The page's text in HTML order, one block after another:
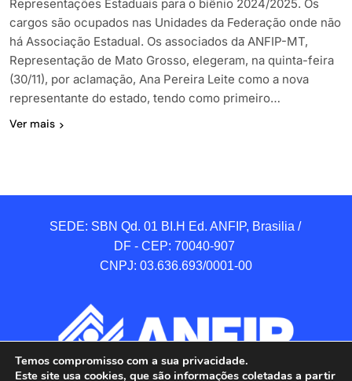
Representações Estaduais para o biênio 2024/2025. Os
cargos são ocupados nas Unidades da Federação onde não
há Associação Estadual. Os associados da ANFIP-MT,
Representação de Mato Grosso, elegeram, na quinta-feira
(30/11), por aclamação, Ana Pereira Leite como a nova
representante do estado, tendo como primeiro…
Ver mais
SEDE: SBN Qd. 01 BI.H Ed. ANFIP, Brasilia /
DF - CEP: 70040-907
CNPJ: 03.636.693/0001-00
Temos compromisso com a sua privacidade.
Este site usa cookies, que são informações coletadas a partir